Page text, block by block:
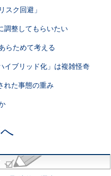
ク回避」
調整してもらいたい
らためて考える
イブリッド化」は複雑怪奇
れた事態の重み